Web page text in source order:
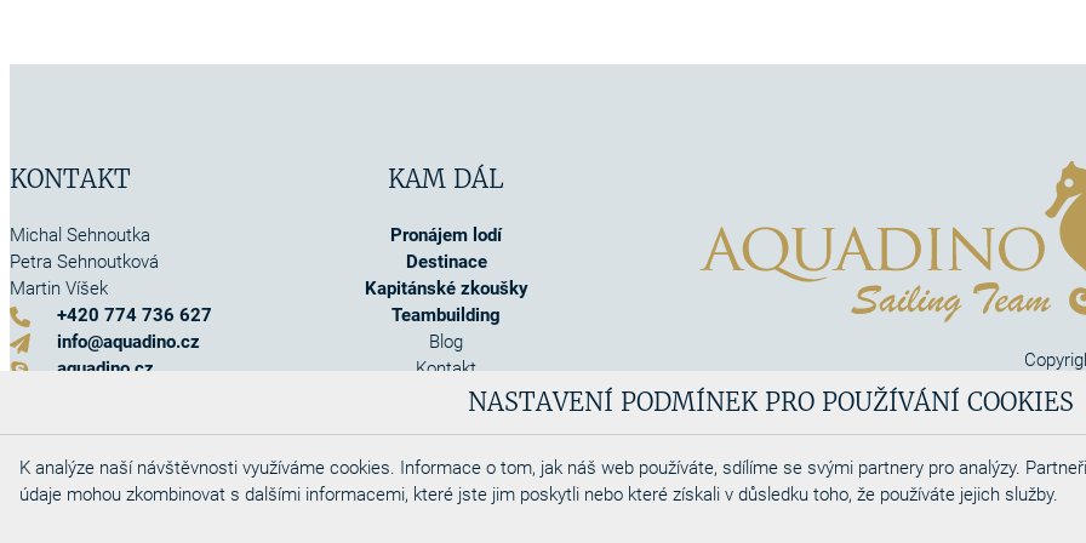
NASTAVENÍ PODMÍNEK PRO POUŽÍVÁNÍ COOKIES
K analýze naší návštěvnosti využíváme cookies. Informace o tom, jak náš web používáte, sdílíme se svými partnery pro analýzy.
údaje mohou zkombinovat s dalšími informacemi, které jste jim poskytli nebo které získali v důsledku toho, že používáte jejich služby.
KONTAKT
Michal Sehnoutka
Petra Sehnoutková
Martin Víšek
+420 774 736 627
info@aquadino.cz
aquadino.cz
KAM DÁL
Pronájem lodí
Destinace
Kapitánské zkoušky
Teambuilding
Blog
Kontakt
O nás
Obchodní podmínky
Cookies